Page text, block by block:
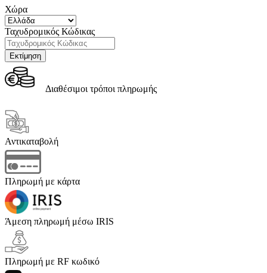
Χώρα
Ταχυδρομικός Κώδικας
Διαθέσιμοι τρόποι πληρωμής
Αντικαταβολή
Πληρωμή με κάρτα
Άμεση πληρωμή μέσω IRIS
Πληρωμή με RF κωδικό